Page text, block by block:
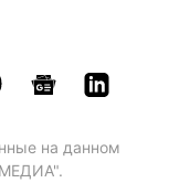
на данном